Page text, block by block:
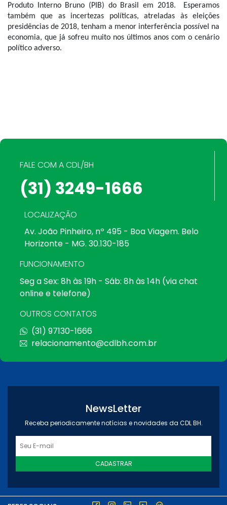
Produto Interno Bruno (PIB) do Brasil em 2018.  Esperamos
também que as incertezas políticas, atreladas às eleições
presidências de 2018, tenham a menor interferência possível na
economia, que já sofreu muito nos últimos anos com o cenário
político adverso.
FALE COM A CDL/BH
(31) 3249-1666
LOCALIZAÇÃO
Av. João Pinheiro, nº 495 - Boa Viagem. Belo
Horizonte - MG. 30.130-185
FUNCIONAMENTO
Seg a Sex: 8h às 19h - Sáb: 8h às 14h (via chat
online e telefone)
OUTROS CONTATOS
(31) 97130-1666
relacionamento@cdlbh.com.br
NewsLetter
Receba periodicamente notícias e novidades da CDL BH.
CADASTRAR